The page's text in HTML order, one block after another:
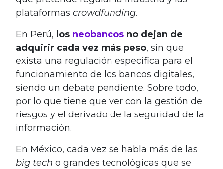
plataformas crowdfunding.
En Perú, los neobancos no dejan de
adquirir cada vez más peso, sin que
exista una regulación específica para el
funcionamiento de los bancos digitales,
siendo un debate pendiente. Sobre todo,
por lo que tiene que ver con la gestión de
riesgos y el derivado de la seguridad de la
información.
En México, cada vez se habla más de las
big tech o grandes tecnológicas que se